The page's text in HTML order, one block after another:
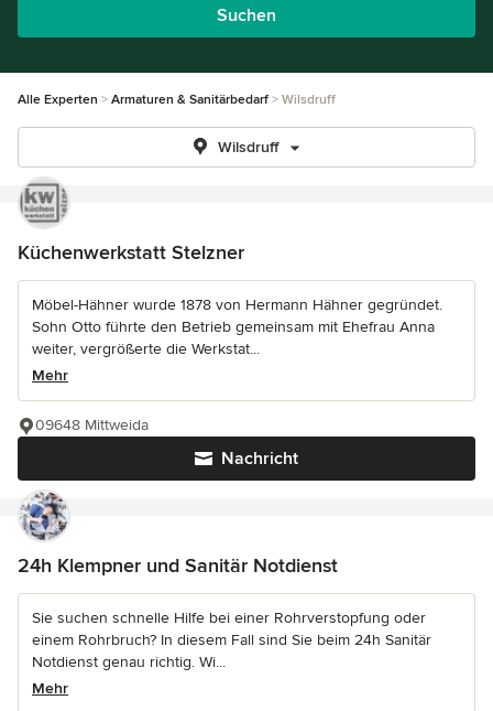
Suchen
Alle Experten Armaturen & Sanitärbedarf Wilsdruff
Wilsdruff
Küchenwerkstatt Stelzner
Möbel-Hähner wurde 1878 von Hermann Hähner gegründet.
Sohn Otto führte den Betrieb gemeinsam mit Ehefrau Anna
weiter, vergrößerte die Werkstat...
Mehr
Nachricht
09648 Mittweida
24h Klempner und Sanitär Notdienst
Sie suchen schnelle Hilfe bei einer Rohrverstopfung oder
einem Rohrbruch? In diesem Fall sind Sie beim 24h Sanitär
Notdienst genau richtig. Wi...
Mehr